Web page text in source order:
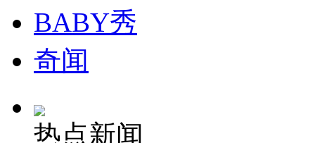
司机酒驾遇交警 急速倒车逃窜
BABY秀
奇闻
热点新闻